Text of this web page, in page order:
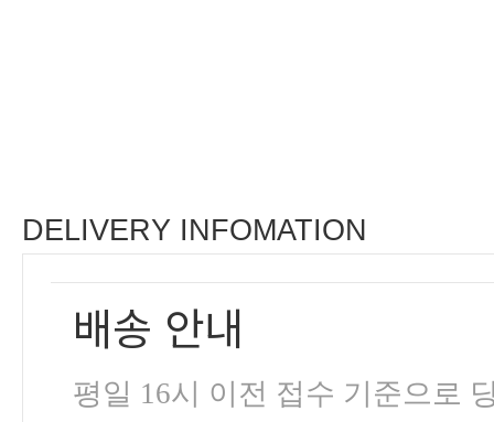
DELIVERY INFOMATION
배송 안내
평일 16시 이전 접수 기준으로